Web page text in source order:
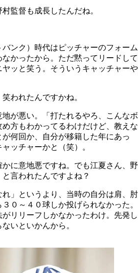
監督も成長したんだね。
ンク）時代はピッチャーのフォーム
かったから。ただ黙ってリードして
ッと笑う。そういうキャッチャーや
われたんですかね。
が悪い。「打たれるやろ、こんなボ
方もわかってるわけだけど、教えな
何回か、自分が移籍した年にあっ
ッチャーかと（笑）。
意地悪ですね。でも江夏さん、野
言われたんですよね？
」というより、当時の自分は肩、肘
０～４０球しか投げられなかった。
リリーフしかなかったわけ。先発し
いといかんから。